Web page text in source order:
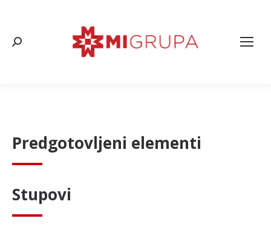
Search:
Predgotovljeni elementi
Stupovi